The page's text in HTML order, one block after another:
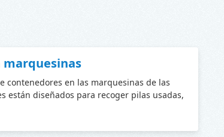
marquesinas
contenedores en las marquesinas de las
están diseñados para recoger pilas usadas,